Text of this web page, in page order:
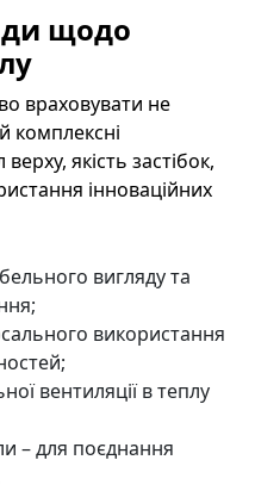
щодо
враховувати не
комплексні
якість застібок,
інноваційних
вигляду та
використання
вентиляції в теплу
– для поєднання